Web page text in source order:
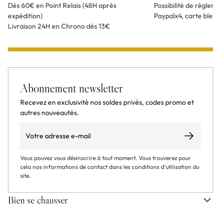
Dès 60€ en Point Relais (48H après
expédition)
Livraison 24H en Chrono dès 13€
Possibilité de
Paypalx4, carte
Abonnement newsletter
Recevez en exclusivité nos soldes privés, codes promo et
autres nouveautés.
S’abonner
Vous pouvez vous désinscrire à tout moment. Vous trouverez pour
cela nos informations de contact dans les conditions d'utilisation du
site.
Bien se chausser